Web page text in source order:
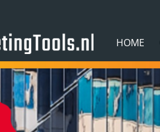
HOME